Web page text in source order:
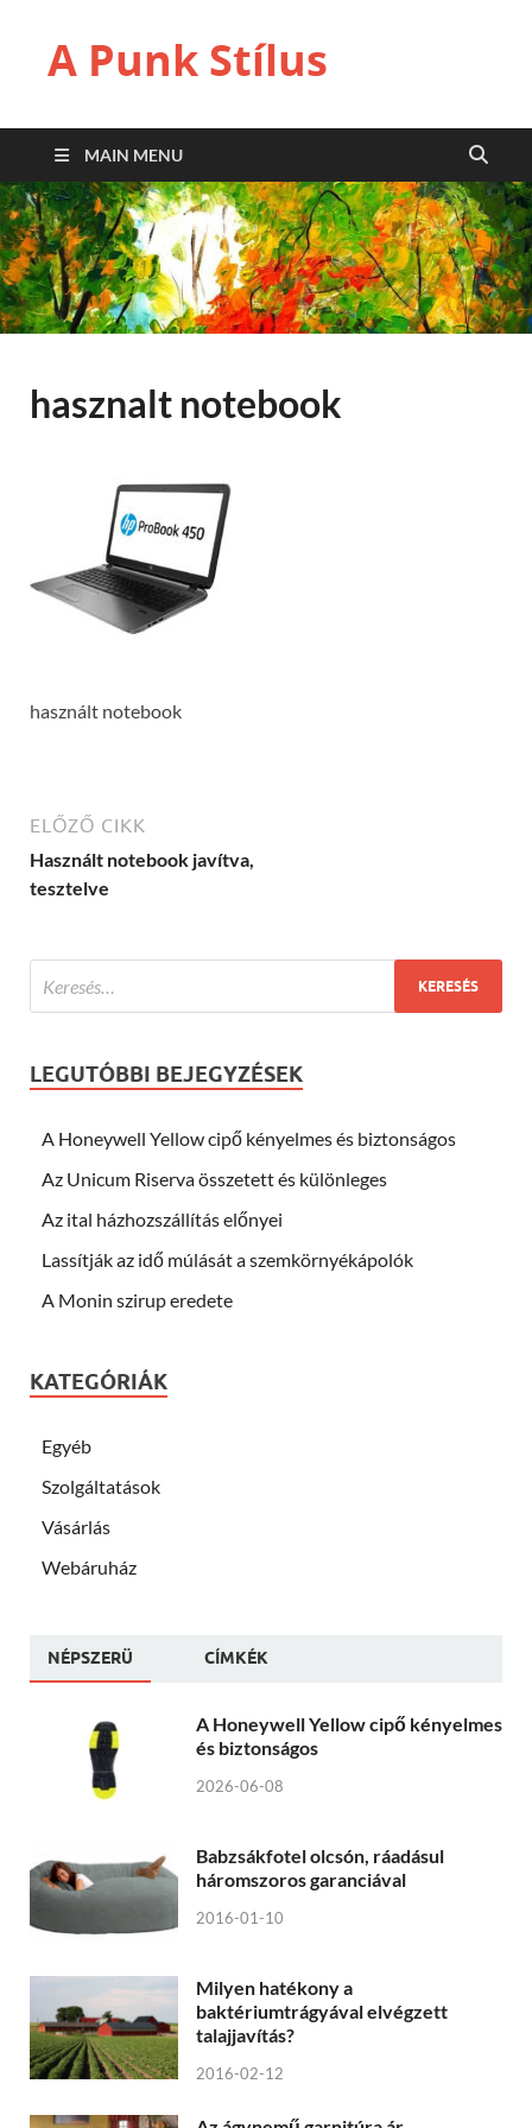
A Punk Stílus
MAIN MENU
hasznalt notebook
használt notebook
ELŐZŐ CIKK
Használt notebook javítva,
tesztelve
LEGUTÓBBI BEJEGYZÉSEK
A Honeywell Yellow cipő kényelmes és biztonságos
Az Unicum Riserva összetett és különleges
Az ital házhozszállítás előnyei
Lassítják az idő múlását a szemkörnyékápolók
A Monin szirup eredete
KATEGÓRIÁK
Egyéb
Szolgáltatások
Vásárlás
Webáruház
NÉPSZERÜ CÍMKÉK
A Honeywell Yellow cipő kényelmes
és biztonságos
2026-06-08
Babzsákfotel olcsón, ráadásul
háromszoros garanciával
2016-01-10
Milyen hatékony a
baktériumtrágyával elvégzett
talajjavítás?
2016-02-12